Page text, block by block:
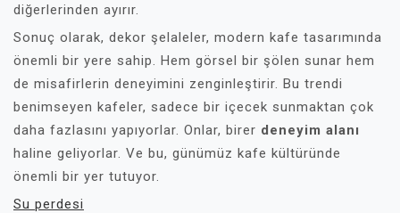
diğerlerinden ayırır.
Sonuç olarak, dekor şelaleler, modern kafe tasarımında
önemli bir yere sahip. Hem görsel bir şölen sunar hem
de misafirlerin deneyimini zenginleştirir. Bu trendi
benimseyen kafeler, sadece bir içecek sunmaktan çok
daha fazlasını yapıyorlar. Onlar, birer deneyim alanı
haline geliyorlar. Ve bu, günümüz kafe kültüründe
önemli bir yer tutuyor.
Su perdesi